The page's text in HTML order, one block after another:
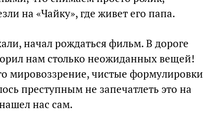
на «Чайку», где живет его папа.
начал рождаться фильм. В дороге
нам столько неожиданных вещей!
мировоззрение, чистые формулировки
преступным не запечатлеть это на
нас сам.